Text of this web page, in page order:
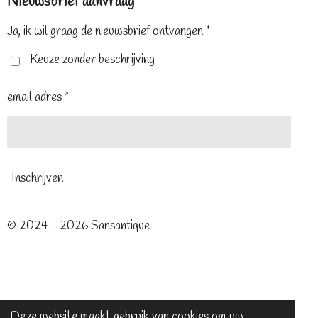
b
o
e
e
t
a
r
m
Ja, ik wil graag de nieuwsbrief ontvangen *
Keuze zonder beschrijving
email adres *
Inschrijven
© 2024 - 2026 Sansantique